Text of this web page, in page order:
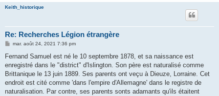
Keith_historique
Re: Recherches Légion étrangère
M
s
a
g
mar. août 24, 2021 7:36 pm
Fernand Samuel est né le 10 septembre 1878, et sa naissance est
enregistré dans le "district" d'Islington. Son père est naturalisé comme
Brittanique le 13 juin 1889. Ses parents ont veçu à Dieuze, Lorraine. Cet
endroit est cité comme 'dans l'empire d'Allemagne' dans le registre de
naturalisation. Par contre, ses parents sonts adamants qu'ils étaitent